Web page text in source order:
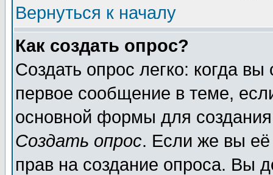
Вернуться к началу
Как создать опрос?
Создать опрос легко: когда
первое сообщение в теме,
основной формы для
Создать опрос. Если же вы её
прав на создание опроса. Вы